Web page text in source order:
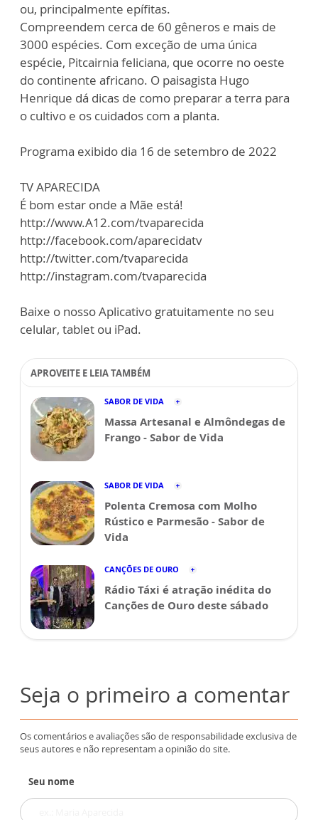
ou, principalmente epífitas.
Compreendem cerca de 60 gêneros e mais de
3000 espécies. Com exceção de uma única
espécie, Pitcairnia feliciana, que ocorre no oeste
do continente africano. O paisagista Hugo
Henrique dá dicas de como preparar a terra para
o cultivo e os cuidados com a planta.
Programa exibido dia 16 de setembro de 2022
TV APARECIDA
É bom estar onde a Mãe está!
http://www.A12.com/tvaparecida
http://facebook.com/aparecidatv
http://twitter.com/tvaparecida
http://instagram.com/tvaparecida
Baixe o nosso Aplicativo gratuitamente no seu
celular, tablet ou iPad.
APROVEITE E LEIA TAMBÉM
SABOR DE VIDA
Massa Artesanal e Almôndegas de
Frango - Sabor de Vida
SABOR DE VIDA
Polenta Cremosa com Molho
Rústico e Parmesão - Sabor de
Vida
CANÇÕES DE OURO
Rádio Táxi é atração inédita do
Canções de Ouro deste sábado
Seja o primeiro a comentar
Os comentários e avaliações são de responsabilidade exclusiva de
seus autores e não representam a opinião do site.
Seu nome